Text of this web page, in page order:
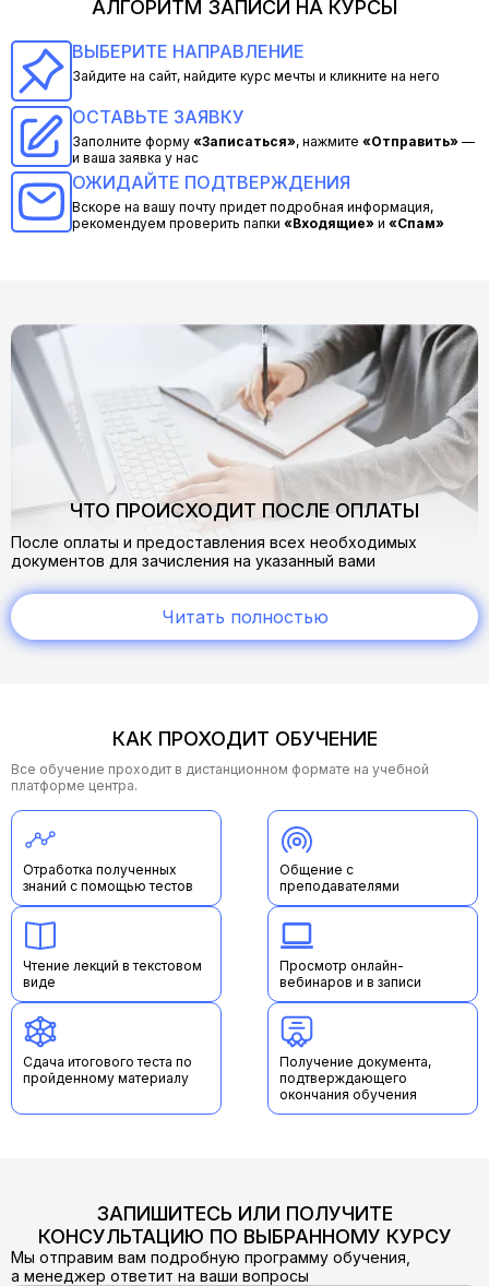
АЛГОРИТМ ЗАПИСИ НА КУРСЫ
ВЫБЕРИТЕ НАПРАВЛЕНИЕ
Зайдите на сайт, найдите курс мечты и кликните на него
ОСТАВЬТЕ ЗАЯВКУ
Заполните форму «Записаться», нажмите «Отправить» —
и ваша заявка у нас
ОЖИДАЙТЕ ПОДТВЕРЖДЕНИЯ
Вскоре на вашу почту придет подробная информация,
рекомендуем проверить папки «Входящие» и «Спам»
ЧТО ПРОИСХОДИТ ПОСЛЕ ОПЛАТЫ
После оплаты и предоставления всех необходимых
документов для зачисления на указанный вами
В нем вы найдете всю необходимую информацию:
cсылку на учебный портал
логин и пароль от личного кабинета, где предоставлен
В процессе обучения по любым вопросам обращайтесь к
своему методисту на почтуstart@mueg.ru— мы всегда на
связи и готовы помочь!
Желаем вам успехов, мотивации и ярких результатов в
Читать полностью
КАК ПРОХОДИТ ОБУЧЕНИЕ
Все обучение проходит в дистанционном формате на учебной
платформе центра.
Отработка полученных
знаний с помощью тестов
Общение с
преподавателями
Чтение лекций в текстовом
виде
Просмотр онлайн-
вебинаров и в записи
Сдача итогового теста по
пройденному материалу
Получение документа,
подтверждающего
окончания обучения
ЗАПИШИТЕСЬ ИЛИ ПОЛУЧИТЕ
КОНСУЛЬТАЦИЮ ПО ВЫБРАННОМУ КУРСУ
Мы отправим вам подробную программу обучения,
а менеджер ответит на ваши вопросы